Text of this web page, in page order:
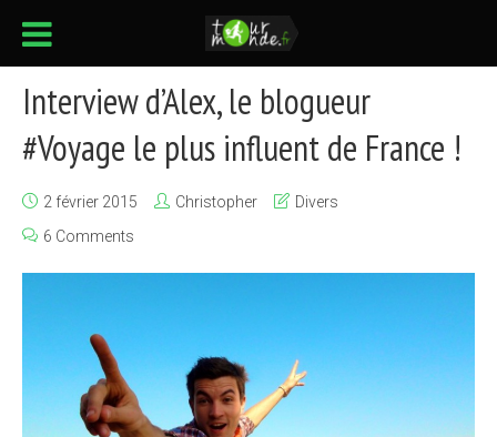
Interview d’Alex, le blogueur
#Voyage le plus influent de France !
2 février 2015 Christopher
Divers
6 Comments